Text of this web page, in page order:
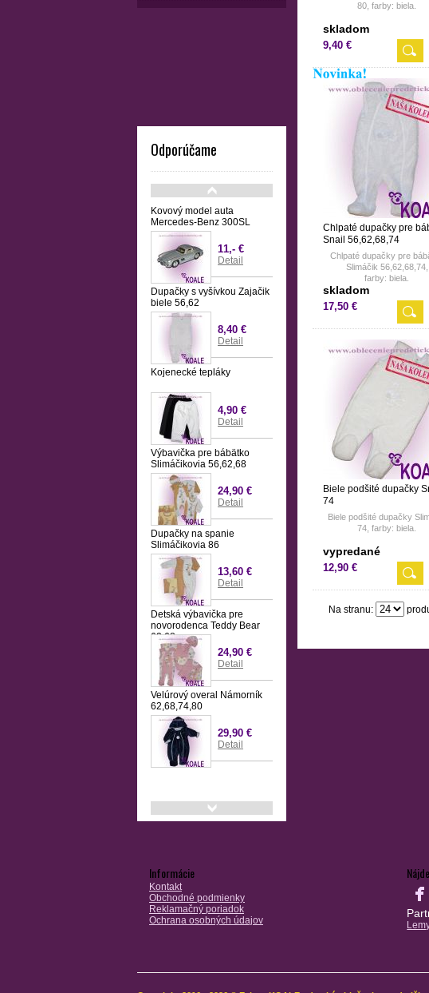
Odporúčame
Kovový model auta
Mercedes-Benz 300SL
11,- €
Detail
Dupačky s vyšívkou Zajačik
biele 56,62
8,40 €
Detail
Kojenecké tepláky
4,90 €
Detail
Výbavička pre bábätko
Slimáčikovia 56,62,68
24,90 €
Detail
Dupačky na spanie
Slimáčikovia 86
13,60 €
Detail
Detská výbavička pre
novorodenca Teddy Bear
62,68
24,90 €
Detail
Velúrový overal Námorník
62,68,74,80
29,90 €
Detail
80, farby: biela.
skladom
9,40 €
Chlpaté dupačky pre
Snail 56,62,68,74
Chlpaté dupačky pre
Slimáčik 56,62,68,74,
farby: biela.
skladom
17,50 €
Biele podšité dupačky
74
Biele podšité dupačky
74, farby: biela.
vypredané
12,90 €
Na stranu:
Informácie
Kontakt
Obchodné podmienky
Reklamačný poriadok
Ochrana osobných údajov